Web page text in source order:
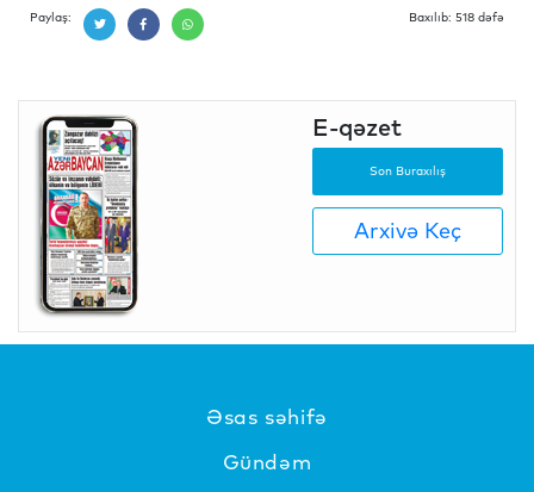
Paylaş: Baxılıb: 518 dəfə
E-qəzet
Son Buraxılış
Arxivə Keç
Əsas səhifə
Gündəm